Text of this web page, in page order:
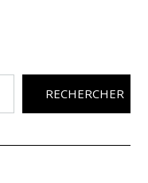
RECHERCHER